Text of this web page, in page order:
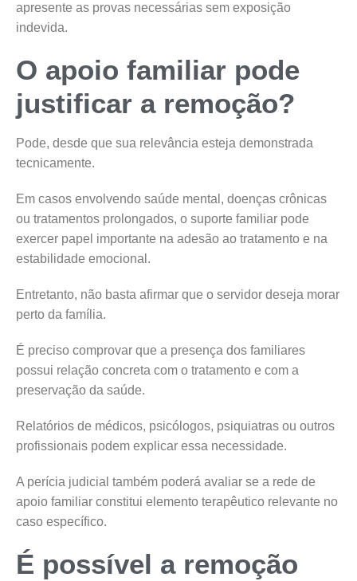
apresente as provas necessárias sem exposição
indevida.
O apoio familiar pode
justificar a remoção?
Pode, desde que sua relevância esteja demonstrada
tecnicamente.
Em casos envolvendo saúde mental, doenças crônicas
ou tratamentos prolongados, o suporte familiar pode
exercer papel importante na adesão ao tratamento e na
estabilidade emocional.
Entretanto, não basta afirmar que o servidor deseja morar
perto da família.
É preciso comprovar que a presença dos familiares
possui relação concreta com o tratamento e com a
preservação da saúde.
Relatórios de médicos, psicólogos, psiquiatras ou outros
profissionais podem explicar essa necessidade.
A perícia judicial também poderá avaliar se a rede de
apoio familiar constitui elemento terapêutico relevante no
caso específico.
É possível a remoção